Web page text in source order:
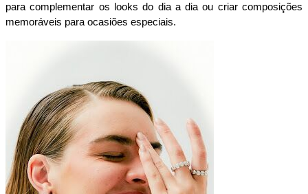
para complementar os looks do dia a dia ou criar composições
memoráveis para ocasiões especiais.